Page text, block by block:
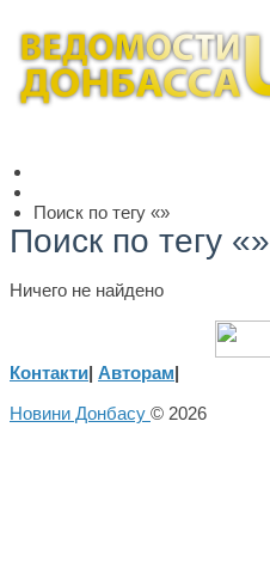
Поиск по тегу «»
Поиск по тегу «»
Ничего не найдено
Контакти| Авторам|
Новини Донбасу © 2026